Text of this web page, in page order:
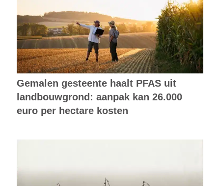
Gemalen gesteente haalt PFAS uit
landbouwgrond: aanpak kan 26.000
euro per hectare kosten